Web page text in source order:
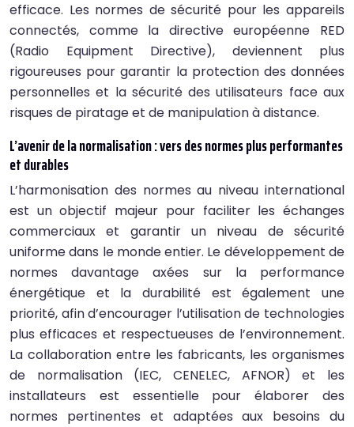
efficace. Les normes de sécurité pour les appareils
connectés, comme la directive européenne RED
(Radio Equipment Directive), deviennent plus
rigoureuses pour garantir la protection des données
personnelles et la sécurité des utilisateurs face aux
risques de piratage et de manipulation à distance.
L’avenir de la normalisation : vers des normes plus performantes
et durables
L’harmonisation des normes au niveau international
est un objectif majeur pour faciliter les échanges
commerciaux et garantir un niveau de sécurité
uniforme dans le monde entier. Le développement de
normes davantage axées sur la performance
énergétique et la durabilité est également une
priorité, afin d’encourager l’utilisation de technologies
plus efficaces et respectueuses de l’environnement.
La collaboration entre les fabricants, les organismes
de normalisation (IEC, CENELEC, AFNOR) et les
installateurs est essentielle pour élaborer des
normes pertinentes et adaptées aux besoins du